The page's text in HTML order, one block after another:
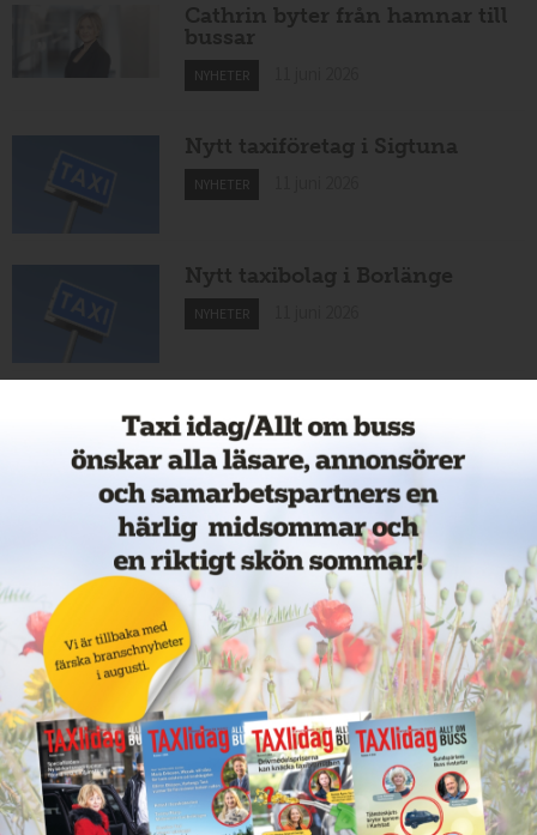
Cathrin byter från hamnar till
bussar
NYHETER
Nytt taxiföretag i Sigtuna
NYHETER
Nytt taxibolag i Borlänge
NYHETER
effekt vid Lund C
NYHETER 10 juni 2026
Nytt taxibolag i Borlänge
NYHETER 10 juni 2026
Mexikansk elbil för 80 000
kronor ny på marknaden
NYHETER 10 juni 2026
Har du Sveriges snyggaste
taxibil?